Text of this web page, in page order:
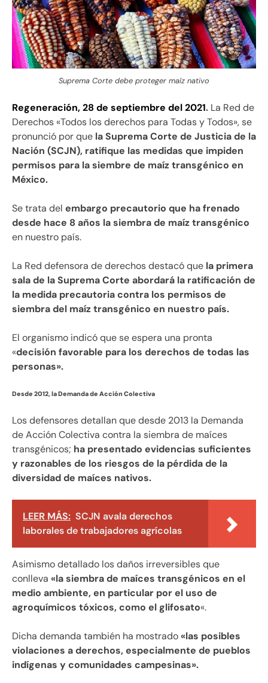
Suprema Corte debe proteger maíz nativo
Regeneración, 28 de septiembre del 2021. La Red de
Derechos «Todos los derechos para Todas y Todos», se
pronunció por que la Suprema Corte de Justicia de la
Nación (SCJN), ratifique las medidas que impiden
permisos para la siembre de maíz transgénico en
México.
Se trata del embargo precautorio que ha frenado
desde hace 8 años la siembra de maíz transgénico
en nuestro país.
La Red defensora de derechos destacó que la primera
sala de la Suprema Corte abordará la ratificación de
la medida precautoria contra los permisos de
siembra del maíz transgénico en nuestro país.
El organismo indicó que se espera una pronta
«decisión favorable para los derechos de todas las
personas».
Desde 2012, la Demanda de Acción Colectiva
Los defensores detallan que desde 2013 la Demanda
de Acción Colectiva contra la siembra de maíces
transgénicos; ha presentado evidencias suficientes
y razonables de los riesgos de la pérdida de la
diversidad de maíces nativos.
LEER MÁS: SCJN avala derechos
laborales de trabajadores agrícolas
Asimismo detallado los daños irreversibles que
conlleva «la siembra de maíces transgénicos en el
medio ambiente, en particular por el uso de
agroquímicos tóxicos, como el glifosato«.
Dicha demanda también ha mostrado«las posibles
violaciones a derechos, especialmente de pueblos
indígenas y comunidades campesinas».